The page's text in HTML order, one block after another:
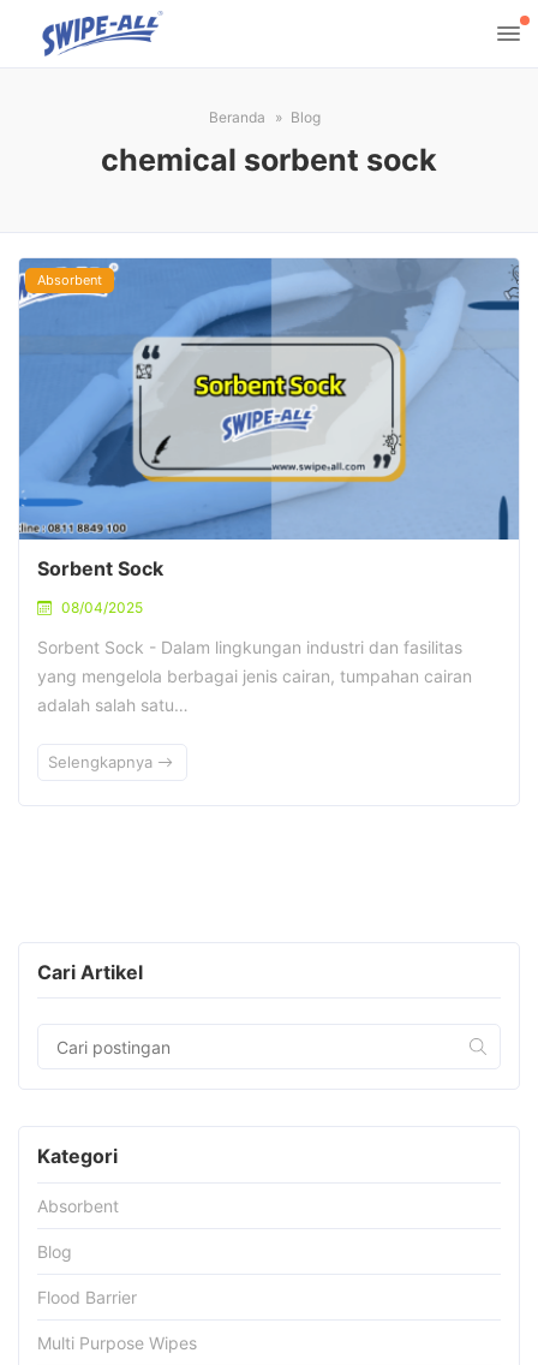
Beranda Blog
chemical sorbent sock
Absorbent
Sorbent Sock
08/04/2025
Sorbent Sock - Dalam lingkungan industri dan fasilitas
yang mengelola berbagai jenis cairan, tumpahan cairan
adalah salah satu…
Selengkapnya
Cari Artikel
Kategori
Absorbent
Blog
Flood Barrier
Multi Purpose Wipes